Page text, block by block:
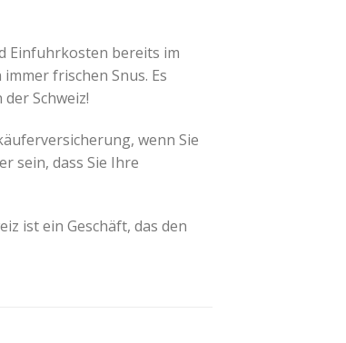
Einfuhrkosten bereits im
frischen Snus. Es
Schweiz!
wenn Sie
sein, dass Sie Ihre
istein Geschäft, das den